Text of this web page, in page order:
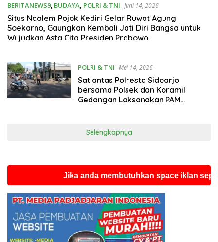
BERITANEWS9, BUDAYA, POLRI & TNI Juni 14, 2026
Situs Ndalem Pojok Kediri Gelar Ruwat Agung
Soekarno, Gaungkan Kembali Jati Diri Bangsa untuk
Wujudkan Asta Cita Presiden Prabowo
POLRI & TNI Mei 14, 2026
Satlantas Polresta Sidoarjo
bersama Polsek dan Koramil
Gedangan Laksanakan PAM
Selengkapnya
Jika anda membutuhkan space iklan seperti ini